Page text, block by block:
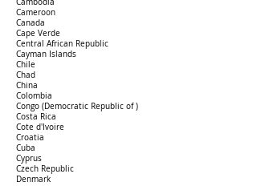
Cameroon
Canada
Cape Verde
Central African Republic
Cayman Islands
Chile
Chad
China
Colombia
Congo (Democratic Republic of )
Costa Rica
Cote d'Ivoire
Croatia
Cuba
Cyprus
Czech Republic
Denmark